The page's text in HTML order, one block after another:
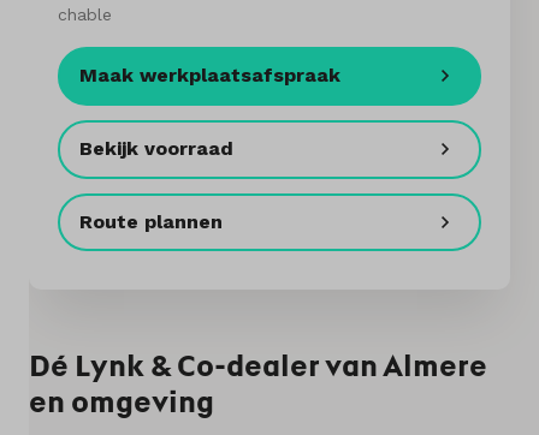
Service & onderhoud
Diensten
Contact
Mijn account
Vergelijken
Vestigingen
chable
Maak werkplaatsafspraak
Bekijk voorraad
Route plannen
Dé Lynk & Co-dealer van Almere
en omgeving